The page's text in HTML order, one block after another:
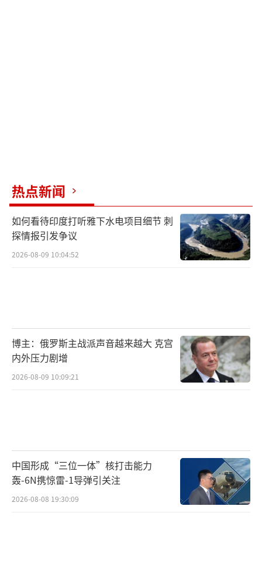
热点新闻
如何看待印度打听雅下水电项目细节 刺
探情报引发争议
2026-08-09 10:04:52
博主：俄罗斯主战派声音越来越大 克宫
内外压力剧增
2026-08-09 10:09:21
中国形成“三位一体”核打击能力
轰-6N携惊雷-1导弹引关注
2026-08-08 19:30:09